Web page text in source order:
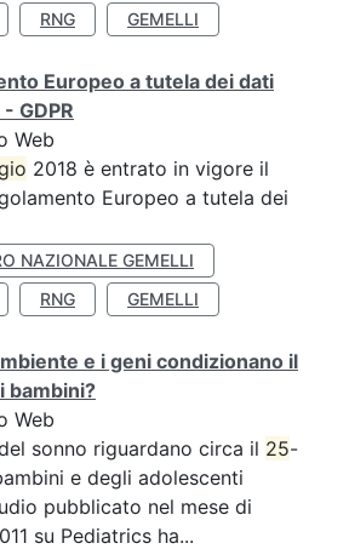
RNG GEMELLI
Europeo a tutela dei dati
GDPR
Web
2018 è entrato in vigore il
Europeo a tutela dei
NAZIONALE GEMELLI
RNG GEMELLI
e i geni condizionano il
bambini?
Web
sonno riguardano circa il 25-
e degli adolescenti
pubblicato nel mese di
su Pediatrics ha...